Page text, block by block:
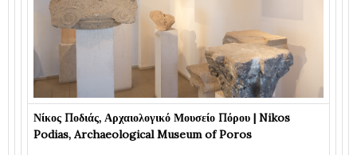
Νίκος Ποδιάς, Αρχαιολογικό Μουσείο Πόρου | Nikos
Podias, Archaeological Museum of Poros